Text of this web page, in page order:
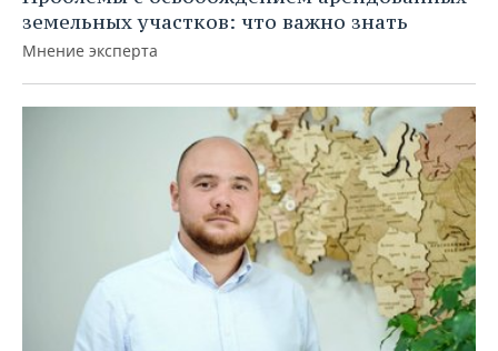
земельных участков: что важно знать
Мнение эксперта